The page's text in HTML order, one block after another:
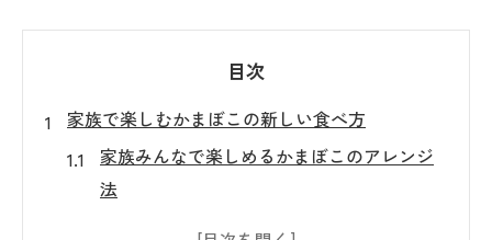
目次
家族で楽しむかまぼこの新しい食べ方
家族みんなで楽しめるかまぼこのアレンジ
法
かまぼこを使った子どもも喜ぶ食卓アイデ